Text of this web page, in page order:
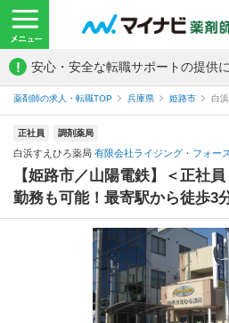
! 安心・安全な転職サポートの提供に
薬剤師の求人・転職TOP 兵庫県 姫路市 白
正社員 調剤薬局
白浜すえひろ薬局 有限会社ライジング・フォース
【姫路市／山陽電鉄】＜正社
勤務も可能！最寄駅から徒歩3